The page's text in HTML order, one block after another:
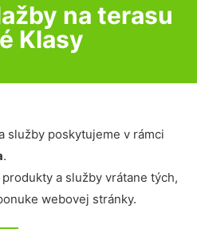
na terasu
Klasy
služby poskytujeme v rámci
.
a služby vrátane tých,
webovej stránky.